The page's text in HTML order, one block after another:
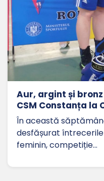
Aur, argint și
CSM Constanța la
În această
desfășurat întrecerile
feminin, competiție…